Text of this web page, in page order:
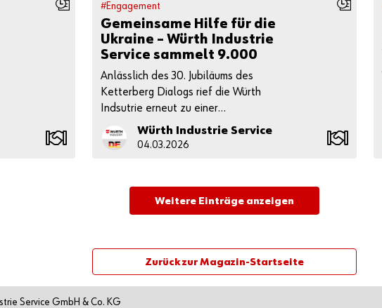
#Engagement
Gemeinsame Hilfe für die
Ukraine – Würth Industrie
Service sammelt 9.000
Euro für Caritas
international
Anlässlich des 30. Jubiläums des
Ketterberg Dialogs rief die Würth
Indsutrie erneut zu einer
Spendenaktion auf.
Würth Industrie Service
04.03.2026
Weitere Einträge anzeigen
Zurück zur Magazin-Startseite
Service GmbH & Co. KG